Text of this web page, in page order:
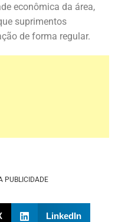
econômica da área,
suprimentos
de forma regular.
PUBLICIDADE
LinkedIn